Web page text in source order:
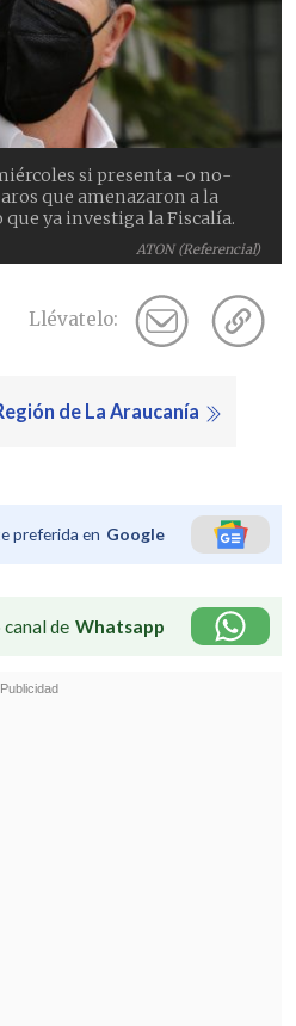
ATON (Referencial)
si presenta -o no-
que amenazaron a la
ya investiga la Fiscalía.
Llévatelo:
de La Araucanía
preferida en Google
de Whatsapp